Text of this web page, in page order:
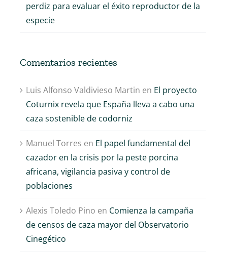
perdiz para evaluar el éxito reproductor de la
especie
Comentarios recientes
Luis Alfonso Valdivieso Martin en El proyecto
Coturnix revela que España lleva a cabo una
caza sostenible de codorniz
Manuel Torres en El papel fundamental del
cazador en la crisis por la peste porcina
africana, vigilancia pasiva y control de
poblaciones
Alexis Toledo Pino en Comienza la campaña
de censos de caza mayor del Observatorio
Cinegético